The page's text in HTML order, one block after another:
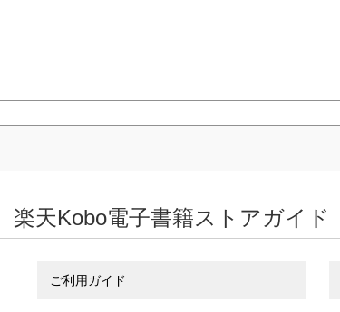
楽天Kobo電子書籍ストアガイド
ご利用ガイド